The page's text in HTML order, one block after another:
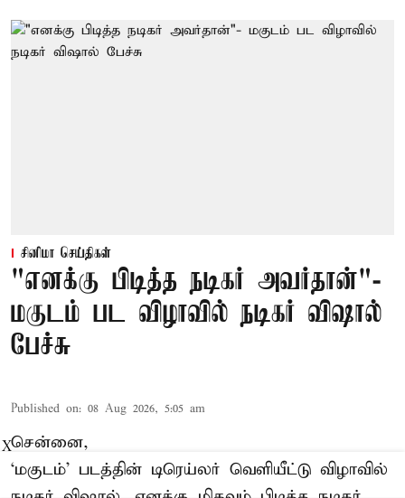
சினிமா செய்திகள்
"எனக்கு பிடித்த நடிகர் அவர்தான்"-
மகுடம் பட விழாவில் நடிகர் விஷால்
பேச்சு
Published on: 08 Aug 2026, 5:05 am
சென்னை,
‘மகுடம்’ படத்தின் டிரெய்லர் வெளியீட்டு விழாவில்
X